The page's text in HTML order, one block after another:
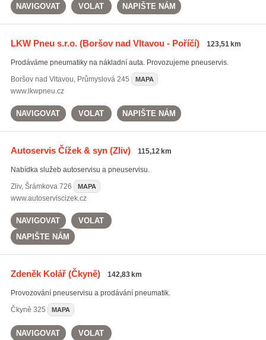
NAVIGOVAT VOLAT NAPIŠTE NÁM
LKW Pneu s.r.o.(Boršov nad Vltavou - Poříčí) 123,51 km
Prodáváme pneumatiky na nákladní auta. Provozujeme pneuservis.
Boršov nad Vltavou, Průmyslová 245 MAPA
www.lkwpneu.cz
NAVIGOVAT VOLAT NAPIŠTE NÁM
Autoservis Čížek & syn(Zliv) 115,12 km
Nabídka služeb autoservisu a pneuservisu.
Zliv, Šrámkova 726 MAPA
www.autoserviscizek.cz
NAVIGOVAT
VOLAT
NAPIŠTE NÁM
Zdeněk Kolář(Čkyně) 142,83 km
Provozování pneuservisu a prodávání pneumatik.
Čkyně 325 MAPA
NAVIGOVAT
VOLAT